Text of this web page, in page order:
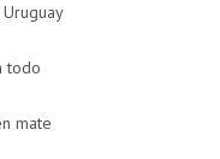
todo
mate